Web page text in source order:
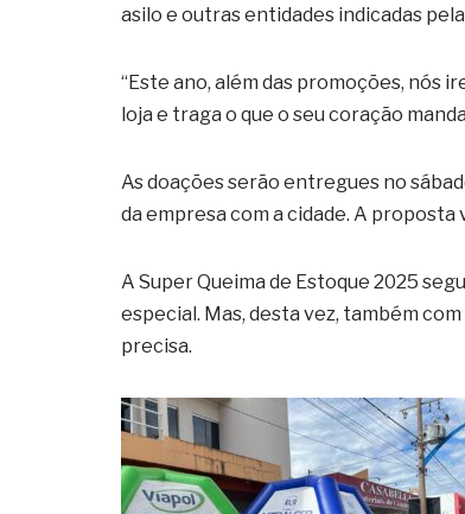
asilo e outras entidades indicadas
“Este ano, além das promoções, nós
loja e traga o que o seu coração
As doações serão entregues no
da empresa com a cidade. A proposta
A Super Queima de Estoque 2025
especial. Mas, desta vez, também
precisa.